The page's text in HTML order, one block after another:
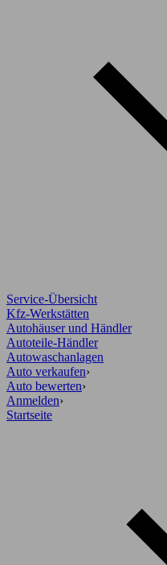
Service-Übersicht
Kfz-Werkstätten
Autohäuser und Händler
Autoteile-Händler
Autowaschanlagen
Auto verkaufen›
Auto bewerten›
Anmelden›
Startseite